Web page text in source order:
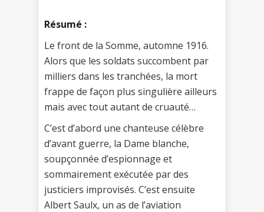
Résumé :
Le front de la Somme, automne 1916.
Alors que les soldats succombent par
milliers dans les tranchées, la mort
frappe de façon plus singulière ailleurs
mais avec tout autant de cruauté…
C’est d’abord une chanteuse célèbre
d’avant guerre, la Dame blanche,
soupçonnée d’espionnage et
sommairement exécutée par des
justiciers improvisés. C’est ensuite
Albert Saulx, un as de l’aviation